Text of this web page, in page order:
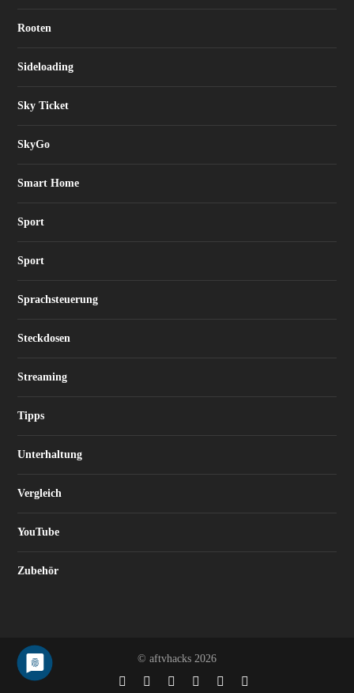
Rooten
Sideloading
Sky Ticket
SkyGo
Smart Home
Sport
Sport
Sprachsteuerung
Steckdosen
Streaming
Tipps
Unterhaltung
Vergleich
YouTube
Zubehör
© aftvhacks 2026